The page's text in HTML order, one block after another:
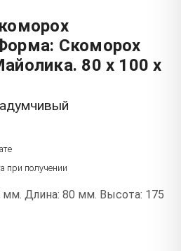
Скоморох
80 x 100 x
при получении
Длина: 80 мм. Высота: 175